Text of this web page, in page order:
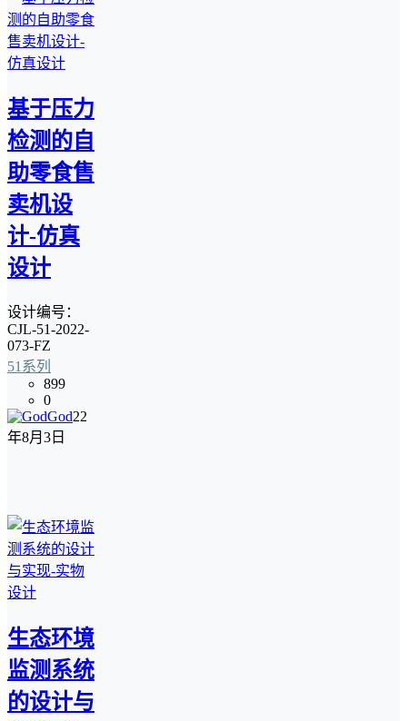
基于压力
检测的自
助零食售
卖机设
计-仿真
设计
设计编号：
CJL-51-2022-
073-FZ
51系列
899
0
God22
年8月3日
生态环境
监测系统
的设计与